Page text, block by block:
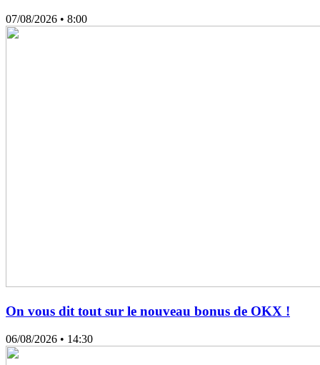
07/08/2026 • 8:00
On vous dit tout sur le nouveau bonus de OKX !
06/08/2026 • 14:30